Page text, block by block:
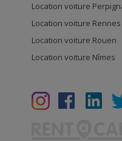
Location voiture
Location voiture Rennes
Location voiture Rouen
Location voiture Nîmes